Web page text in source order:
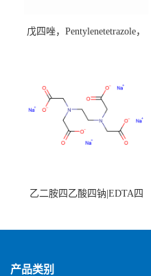
戊四唑，Pentylenetetrazole，
乙二胺四乙酸四钠|EDTA四
产品类别